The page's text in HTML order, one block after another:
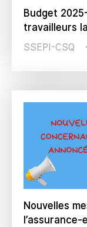
Budget
travailleurs
SSEPI-CSQ
Nouvelles
l’assurance-